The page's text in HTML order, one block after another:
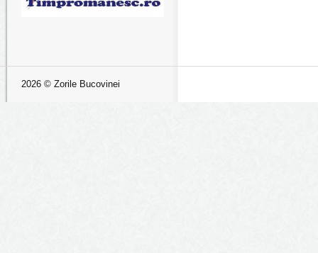
2026 © Zorile Bucovinei